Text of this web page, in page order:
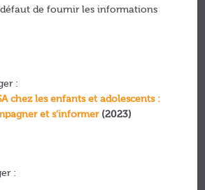
de fournir les informations
:
chez les enfants et adolescents :
et s’informer(2023)
: